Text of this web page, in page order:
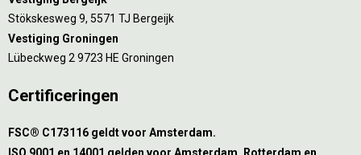
Stökskesweg 9, 5571 TJ Bergeijk
Vestiging Groningen
Lübeckweg 2 9723 HE Groningen
Certificeringen
FSC® C173116 geldt voor Amsterdam.
ISO 9001 en 14001 gelden voor Amsterdam, Rotterdam en